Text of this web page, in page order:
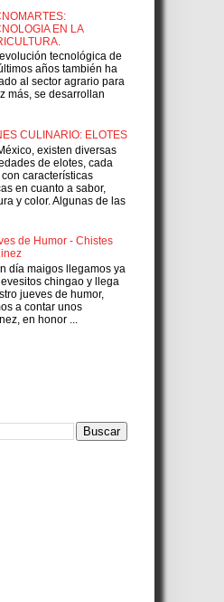
EN LA
tecnológica de
años también ha
al sector agrario para
más, se desarrollan
CULINARIO: ELOTES
existen diversas
de elotes, cada
características
en cuanto a sabor,
y color. Algunas de las
de Humor - Chistes
día maigos llegamos ya
chingao y llega
jueves de humor,
a contar unos
en honor ...